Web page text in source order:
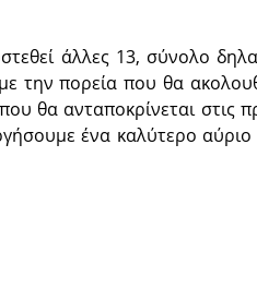
άλλες 13, σύνολο
με την πορεία που θα
θα ανταποκρίνεται στις
ένα καλύτερο αύριο